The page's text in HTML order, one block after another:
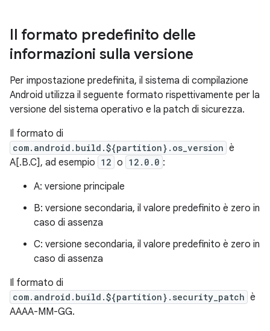
Il formato predefinito delle
informazioni sulla versione
Per impostazione predefinita, il sistema di compilazione
Android utilizza il seguente formato rispettivamente per la
versione del sistema operativo e la patch di sicurezza.
Il formato di
com.android.build.${partition}.os_version è
A[.B.C], ad esempio 12 o 12.0.0 :
A: versione principale
B: versione secondaria, il valore predefinito è zero in
caso di assenza
C: versione secondaria, il valore predefinito è zero in
caso di assenza
Il formato di
com.android.build.${partition}.security_patch è
AAAA-MM-GG.